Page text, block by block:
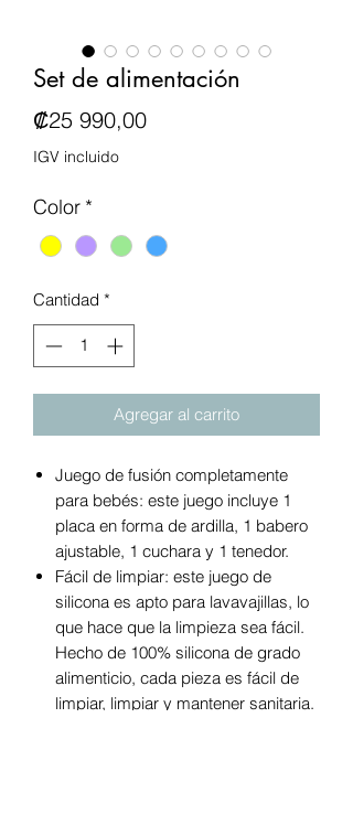
Set de alimentación
₡25 990,00Precio
IGV incluido
Color *
Cantidad *
Agregar al carrito
Juego de fusión completamente
para bebés: este juego incluye 1
placa en forma de ardilla, 1 babero
ajustable, 1 cuchara y 1 tenedor.
Fácil de limpiar: este juego de
silicona es apto para lavavajillas, lo
que hace que la limpieza sea fácil.
Hecho de 100% silicona de grado
alimenticio, cada pieza es fácil de
limpiar, limpiar y mantener sanitaria.